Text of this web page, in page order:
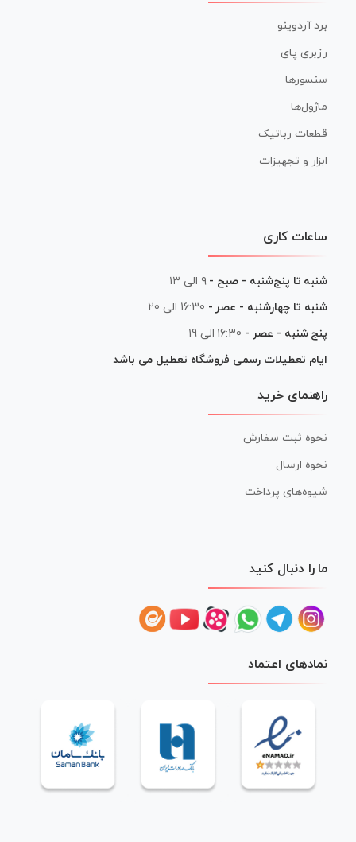
برد آردوینو
رزبری پای
سنسورها
ماژول‌ها
قطعات رباتیک
ابزار و تجهیزات
ساعات کاری
شنبه تا پنج‌شنبه - صبح - ۹ الی ۱۳
شنبه تا چهارشنبه - عصر - 16:30 الی 20
پنج شنبه - عصر - 16:30 الی 19
ایام تعطیلات رسمی فروشگاه تعطیل می باشد
راهنمای خرید
نحوه ثبت سفارش
نحوه ارسال
شیوه‌های پرداخت
ما را دنبال کنید
نمادهای اعتماد